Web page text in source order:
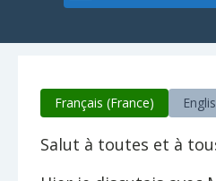
Français (France)
Salut à toutes et à